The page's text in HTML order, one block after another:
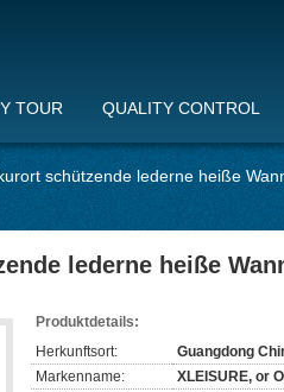
TOUR QUALITY CONTROL
schützende lederne heiße
lederne heiße
Produktdetails:
Herkunftsort:
Guangdong
Markenname:
XLEISURE, or